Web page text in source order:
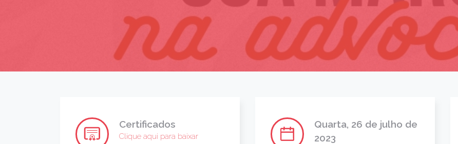
Certificados
Clique aqui para baixar
Quarta, 26 de julho de
2023